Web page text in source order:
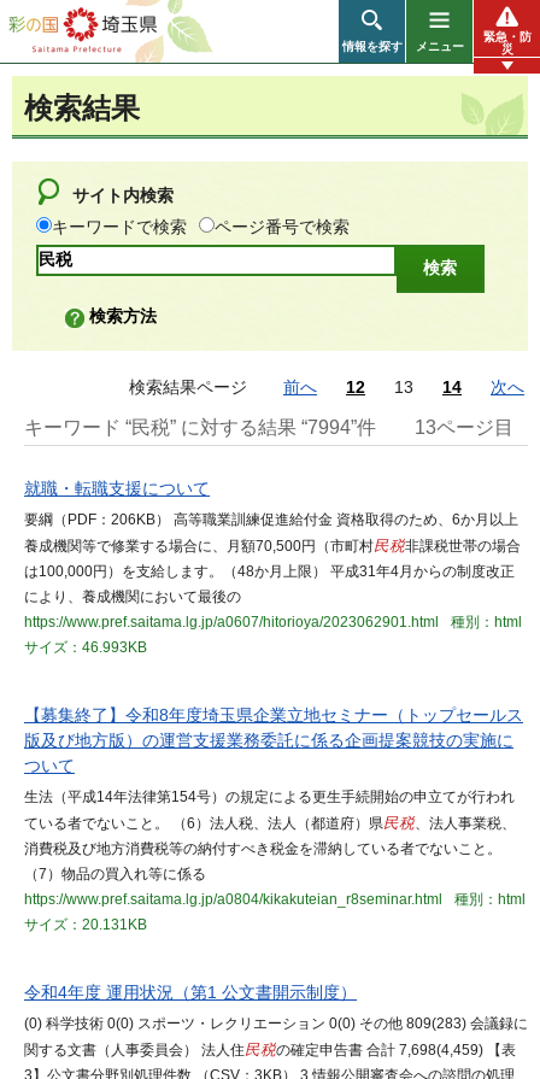
彩の国 埼玉県
情報を探す メニュー
緊急・防
災
検索結果
サイト内検索
キーワードで検索
ページ番号で検索
検索方法
検索結果ページ 前へ 12 13 14 次へ
キーワード “民税” に対する結果 “7994”件 13ページ目
就職・転職支援について
要綱（PDF：206KB） 高等職業訓練促進給付金 資格取得のため、6か月以上
養成機関等で修業する場合に、月額70,500円（市町村民税非課税世帯の場合
は100,000円）を支給します。（48か月上限） 平成31年4月からの制度改正
により、養成機関において最後の
https://www.pref.saitama.lg.jp/a0607/hitorioya/2023062901.html
種別：html
サイズ：46.993KB
【募集終了】令和8年度埼玉県企業立地セミナー（トップセールス
版及び地方版）の運営支援業務委託に係る企画提案競技の実施に
ついて
生法（平成14年法律第154号）の規定による更生手続開始の申立てが行われ
ている者でないこと。 （6）法人税、法人（都道府）県民税、法人事業税、
消費税及び地方消費税等の納付すべき税金を滞納している者でないこと。
（7）物品の買入れ等に係る
https://www.pref.saitama.lg.jp/a0804/kikakuteian_r8seminar.html
種別：html
サイズ：20.131KB
令和4年度 運用状況（第1 公文書開示制度）
(0) 科学技術 0(0) スポーツ・レクリエーション 0(0) その他 809(283) 会議録に
関する文書（人事委員会） 法人住民税の確定申告書 合計 7,698(4,459) 【表
3】公文書分野別処理件数 （CSV：3KB） 3 情報公開審査会への諮問の処理